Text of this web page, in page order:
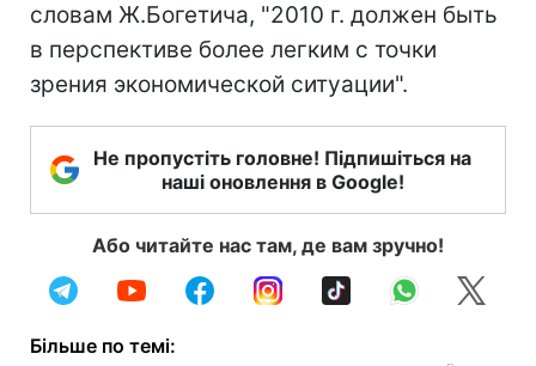
словам Ж.Богетича, "2010 г. должен быть
в перспективе более легким с точки
зрения экономической ситуации".
Не пропустіть головне! Підпишіться на
наші оновлення в Google!
Або читайте нас там, де вам зручно!
Більше по темі: